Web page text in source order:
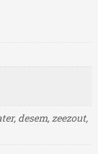
desem, zeezout,